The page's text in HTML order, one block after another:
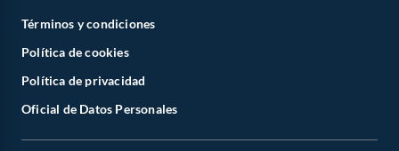
Términos y condiciones
Política de cookies
Política de privacidad
Oficial de Datos Personales